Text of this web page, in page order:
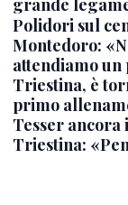
grande
Polidori sul
Montedoro:
attendiamo un
Triestina, è
primo
Tesser
Triestina: